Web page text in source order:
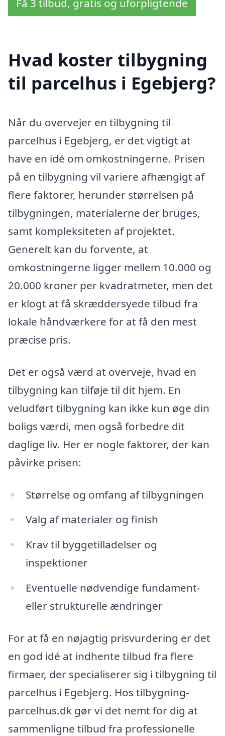
Hvad koster tilbygning
til parcelhus i Egebjerg?
Når du overvejer en tilbygning til
parcelhus i Egebjerg, er det vigtigt at
have en idé om omkostningerne. Prisen
på en tilbygning vil variere afhængigt af
flere faktorer, herunder størrelsen på
tilbygningen, materialerne der bruges,
samt kompleksiteten af projektet.
Generelt kan du forvente, at
omkostningerne ligger mellem 10.000 og
20.000 kroner per kvadratmeter, men det
er klogt at få skræddersyede tilbud fra
lokale håndværkere for at få den mest
præcise pris.
Det er også værd at overveje, hvad en
tilbygning kan tilføje til dit hjem. En
veludført tilbygning kan ikke kun øge din
boligs værdi, men også forbedre dit
daglige liv. Her er nogle faktorer, der kan
påvirke prisen:
Størrelse og omfang af tilbygningen
Valg af materialer og finish
Krav til byggetilladelser og
inspektioner
Eventuelle nødvendige fundament-
eller strukturelle ændringer
For at få en nøjagtig prisvurdering er det
en god idé at indhente tilbud fra flere
firmaer, der specialiserer sig i tilbygning til
parcelhus i Egebjerg. Hos tilbygning-
parcelhus.dk gør vi det nemt for dig at
sammenligne tilbud fra professionelle